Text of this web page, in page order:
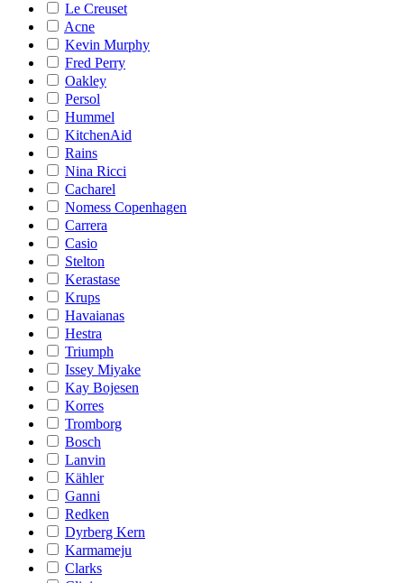
Le Creuset
Acne
Kevin Murphy
Fred Perry
Oakley
Persol
Hummel
KitchenAid
Rains
Nina Ricci
Cacharel
Nomess Copenhagen
Carrera
Casio
Stelton
Kerastase
Krups
Havaianas
Hestra
Triumph
Issey Miyake
Kay Bojesen
Korres
Tromborg
Bosch
Lanvin
Kähler
Ganni
Redken
Dyrberg Kern
Karmameju
Clarks